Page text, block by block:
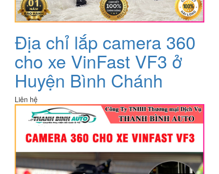
Địa chỉ lắp camera 360
cho xe VinFast VF3 ở
Huyện Bình Chánh
Liên hệ